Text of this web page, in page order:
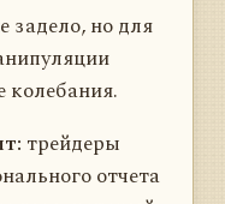
задело, но для
колебания.
трейдеры
отчета